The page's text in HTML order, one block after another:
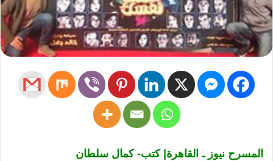
المسرح نيوز ـ القاهرة| كتب- كمال سلطان